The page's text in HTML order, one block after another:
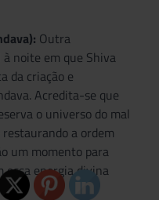
Outra
noite em que Shiva
da criação e
Acredita-se que
o universo do mal
a ordem
um momento para
essa energia divina